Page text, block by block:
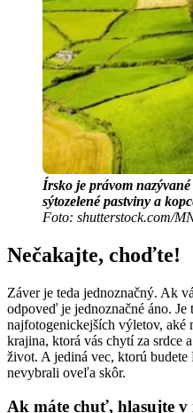
Írsko je právom
sýtozelené pastviny a
Foto: shutterstock.com/
Nečakajte, choďte!
Záver je teda jednoznačný. Ak
odpoveď je jednoznačné áno. Je
najfotogenickejších výletov, aké
krajina, ktorá vás chytí za srdce
život. A jediná vec, ktorú
nevybrali oveľa skôr.
Ak máte chuť, hlasujte v